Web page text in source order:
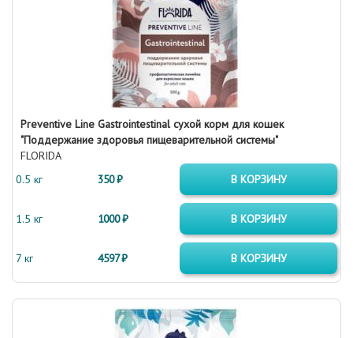
Preventive Line Gastrointestinal сухой корм для кошек
"Поддержание здоровья пищеварительной системы"
FLORIDA
0.5 кг
350 ₽ В КОРЗИНУ
1.5 кг 1000 ₽ В КОРЗИНУ
7 кг 4597 ₽ В КОРЗИНУ